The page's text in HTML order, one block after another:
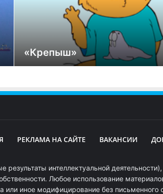
«Крепыш»
РЕКЛАМА НА САЙТЕ ВАКАНСИИ
интеллектуальной
Любое использование
или иное модифицирование без письменного